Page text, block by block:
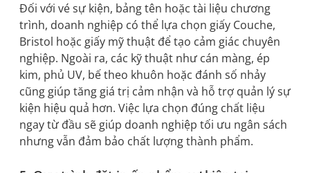
Đối với vé sự kiện, bảng tên hoặc tài liệu chương
trình, doanh nghiệp có thể lựa chọn giấy Couche,
Bristol hoặc giấy mỹ thuật để tạo cảm giác chuyên
nghiệp. Ngoài ra, các kỹ thuật như cán màng, ép
kim, phủ UV, bế theo khuôn hoặc đánh số nhảy
cũng giúp tăng giá trị cảm nhận và hỗ trợ quản lý sự
kiện hiệu quả hơn. Việc lựa chọn đúng chất liệu
ngay từ đầu sẽ giúp doanh nghiệp tối ưu ngân sách
nhưng vẫn đảm bảo chất lượng thành phẩm.